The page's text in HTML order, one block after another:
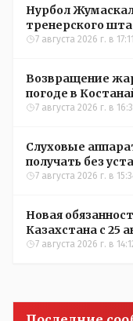
Нурбол
тренерского
Казахстана по
7 августа 2026 г. в 17:11
Возвращение
погоде в
7 августа 2026 г. в
Слуховые
получать без
7 августа 2026 г. в
Новая
Казахстана с 25
7 августа 2026 г. в